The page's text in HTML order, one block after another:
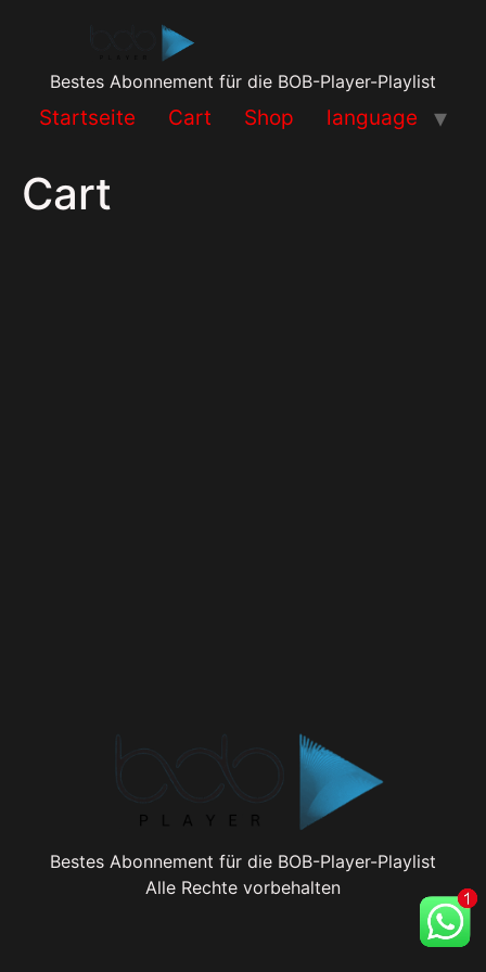
Bestes Abonnement für die BOB-Player-Playlist
Startseite Cart Shop language
Cart
Bestes Abonnement für die BOB-Player-Playlist
Alle Rechte vorbehalten